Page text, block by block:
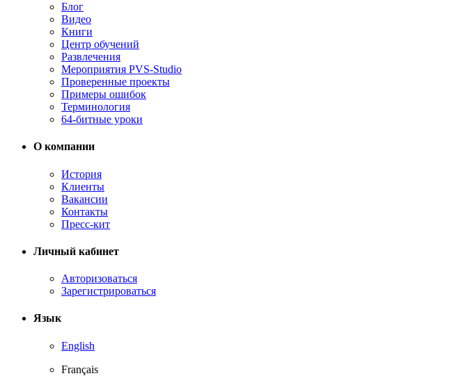
Блог
Видео
Книги
Центр обучений
Развлечения
Мероприятия PVS-Studio
Проверенные проекты
Примеры ошибок
Терминология
64-битные уроки
О компании
История
Клиенты
Вакансии
Контакты
Пресс-кит
Личный кабинет
Авторизоваться
Зарегистрироваться
Язык
English
Français